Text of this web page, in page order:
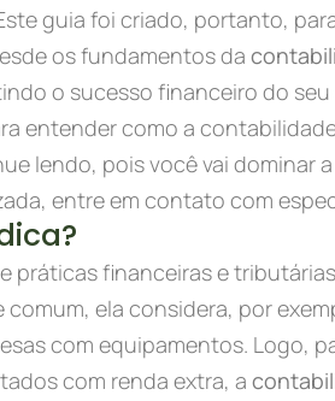
guia foi criado, portanto,
os fundamentos da
o sucesso financeiro do
entender como a
lendo, pois você vai dominar a
entre em contato com
práticas financeiras e
ela considera, por
com equipamentos. Logo,
com renda extra, a